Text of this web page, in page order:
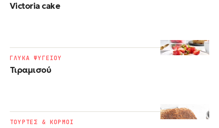
Victoria cake
Τιραμισού
ΓΛΥΚΑ ΨΥΓΕΙΟΥ
ΤΟΥΡΤΕΣ & ΚΟΡΜΟΙ